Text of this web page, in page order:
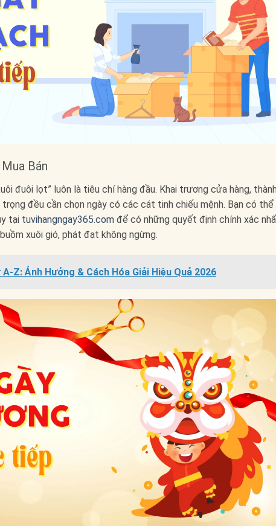
Bán
đuôi lọt” luôn là tiêu chí hàng đầu. Khai trương cửa hàng,
đều cần chọn ngày có các cát tinh chiếu mệnh. Bạn có thể
tại tuvihangngay365.com để có những quyết định chính xác
xuôi gió, phát đạt không ngừng.
Z: Ảnh Hưởng & Cách Hóa Giải Hiệu Quả 2026